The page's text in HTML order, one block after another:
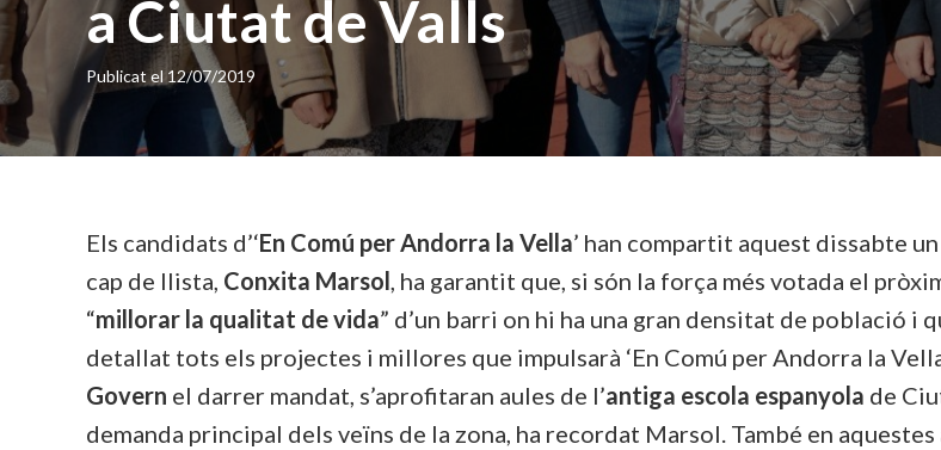
a Ciutat de Valls
Publicat el 12/07/2019
Els candidats d’‘En Comú per Andorra la Vella’ han compartit aquest dissabte
cap de llista, Conxita Marsol, ha garantit que, si són la força més votada el
“millorar la qualitat de vida” d’un barri on hi ha una gran densitat de població i
detallat tots els projectes i millores que impulsarà ‘En Comú per Andorra la
Govern el darrer mandat, s’aprofitaran aules de l’antiga escola espanyola de
demanda principal dels veïns de la zona, ha recordat Marsol. També en aquestes